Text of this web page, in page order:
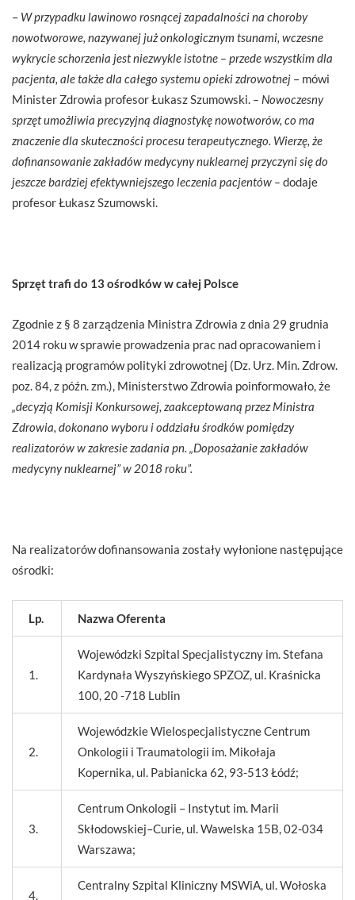
– W przypadku lawinowo rosnącej zapadalności na choroby
nowotworowe, nazywanej już onkologicznym tsunami, wczesne
wykrycie schorzenia jest niezwykle istotne – przede wszystkim dla
pacjenta, ale także dla całego systemu opieki zdrowotnej – mówi
Minister Zdrowia profesor Łukasz Szumowski. – Nowoczesny
sprzęt umożliwia precyzyjną diagnostykę nowotworów, co ma
znaczenie dla skuteczności procesu terapeutycznego. Wierzę, że
dofinansowanie zakładów medycyny nuklearnej przyczyni się do
jeszcze bardziej efektywniejszego leczenia pacjentów – dodaje
profesor Łukasz Szumowski.
Sprzęt trafi do 13 ośrodków w całej Polsce
Zgodnie z § 8 zarządzenia Ministra Zdrowia z dnia 29 grudnia
2014 roku w sprawie prowadzenia prac nad opracowaniem i
realizacją programów polityki zdrowotnej (Dz. Urz. Min. Zdrow.
poz. 84, z późn. zm.), Ministerstwo Zdrowia poinformowało, że
„decyzją Komisji Konkursowej, zaakceptowaną przez Ministra
Zdrowia, dokonano wyboru i oddziału środków pomiędzy
realizatorów w zakresie zadania pn. „Doposażanie zakładów
medycyny nuklearnej” w 2018 roku”.
Na realizatorów dofinansowania zostały wyłonione następujące
ośrodki:
Lp. Nazwa Oferenta
1.
Wojewódzki Szpital Specjalistyczny im. Stefana
Kardynała Wyszyńskiego SPZOZ, ul. Kraśnicka
100, 20 -718 Lublin
2.
Wojewódzkie Wielospecjalistyczne Centrum
Onkologii i Traumatologii im. Mikołaja
Kopernika, ul. Pabianicka 62, 93-513 Łódź;
3.
Centrum Onkologii – Instytut im. Marii
Skłodowskiej–Curie, ul. Wawelska 15B, 02-034
Warszawa;
4.
Centralny Szpital Kliniczny MSWiA, ul. Wołoska